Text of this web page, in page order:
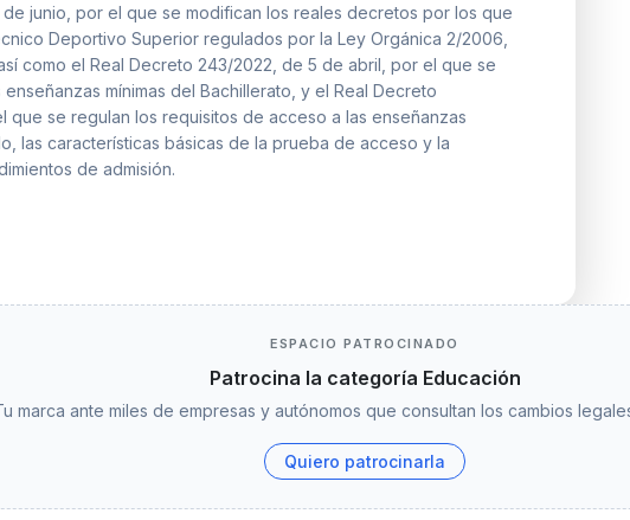
junio, por el que se modifican los reales decretos por los que
Deportivo Superior regulados por la Ley Orgánica 2/2006,
como el Real Decreto 243/2022, de 5 de abril, por el que se
mínimas del Bachillerato, y el Real Decreto
que se regulan los requisitos de acceso a las enseñanzas
las características básicas de la prueba de acceso y la
de admisión.
ESPACIO PATROCINADO
Patrocina la categoría Educación
marca ante miles de empresas y autónomos que consultan los cambios
Quiero patrocinarla